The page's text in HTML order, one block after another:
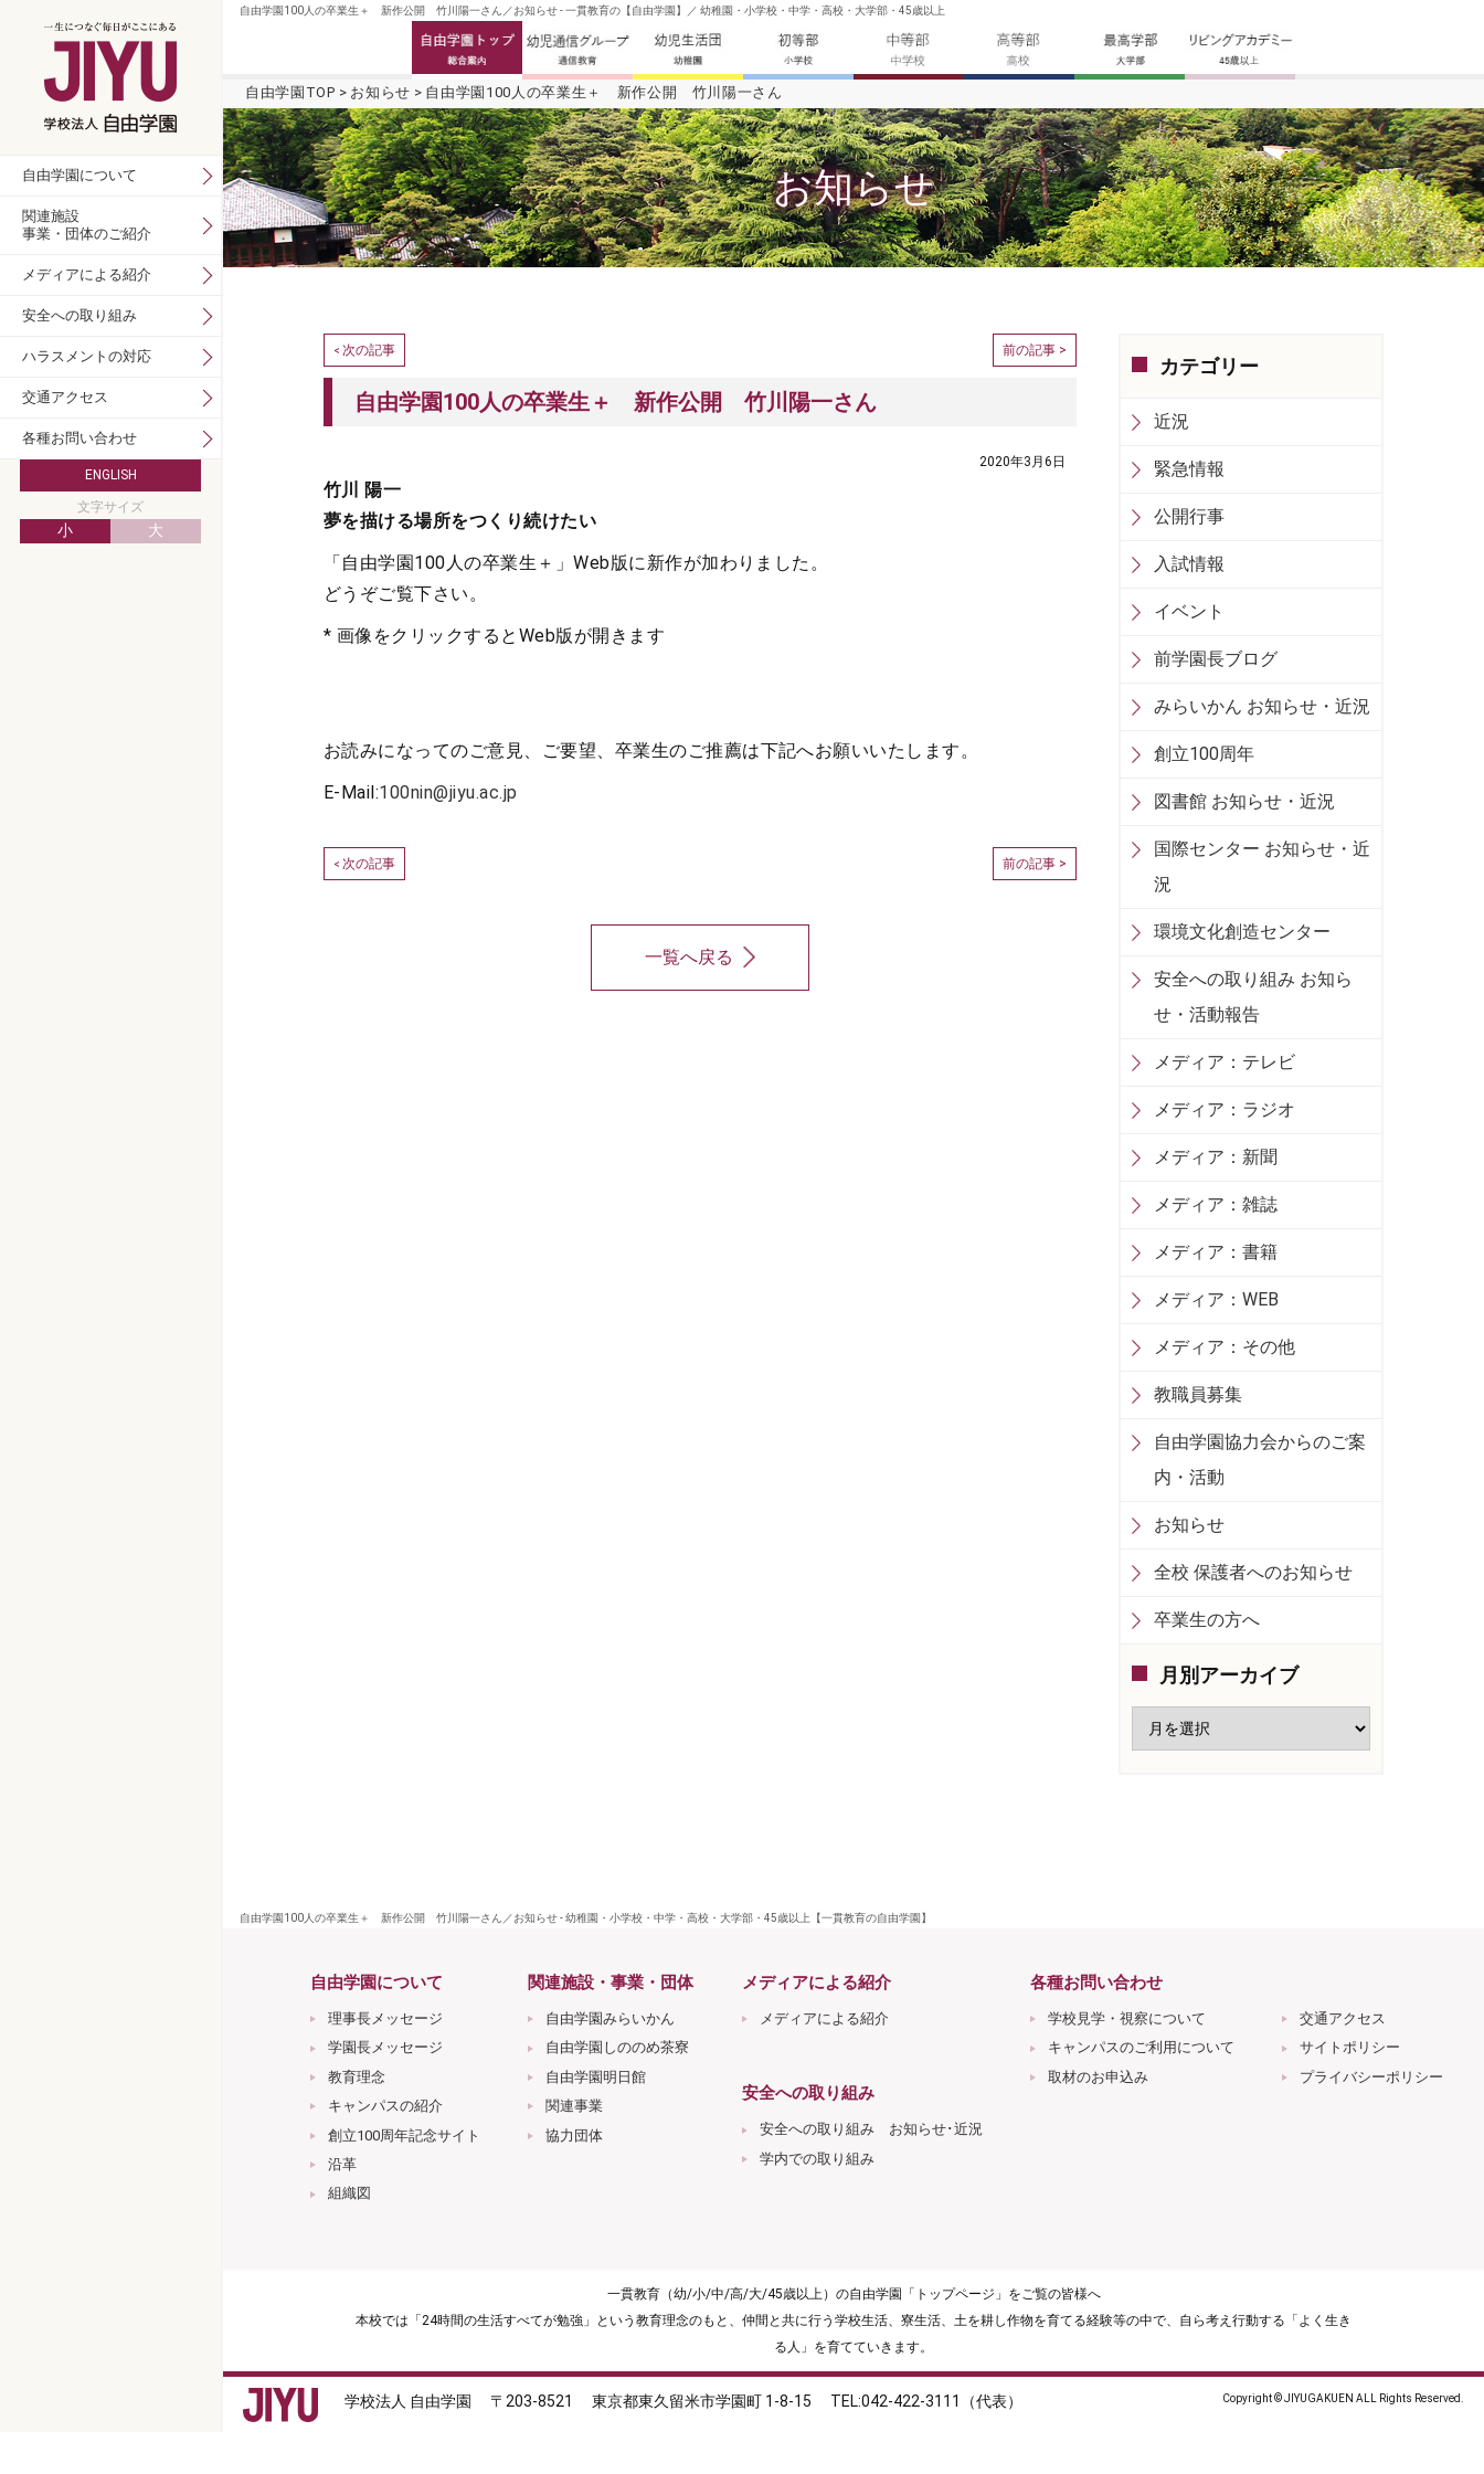
自由学園100人の卒業生＋ 新作公開 竹川陽一さん／お知らせ - 一貫教育の【自由学園】／ 幼稚園・小学校・中学・高校・大学部・45歳以上
自由学園TOP お知らせ 自由学園100人の卒業生＋ 新作公開 竹川陽一さん
お知らせ
< 次の記事 前の記事 >
自由学園100人の卒業生＋ 新作公開 竹川陽一さん
2020年3月6日
竹川 陽一
夢を描ける場所をつくり続けたい
「自由学園100人の卒業生＋」Web版に新作が加わりました。
どうぞご覧下さい。
* 画像をクリックするとWeb版が開きます
お読みになってのご意見、ご要望、卒業生のご推薦は下記へお願いいたします。
E-Mail:100nin@jiyu.ac.jp
< 次の記事 前の記事 >
一覧へ戻る
カテゴリー
近況
緊急情報
公開行事
入試情報
イベント
前学園長ブログ
みらいかん お知らせ・近況
創立100周年
図書館 お知らせ・近況
国際センター お知らせ・近
況
環境文化創造センター
安全への取り組み お知ら
せ・活動報告
メディア：テレビ
メディア：ラジオ
メディア：新聞
メディア：雑誌
メディア：書籍
メディア：WEB
メディア：その他
教職員募集
自由学園協力会からのご案
内・活動
お知らせ
全校 保護者へのお知らせ
卒業生の方へ
月別アーカイブ
自由学園100人の卒業生＋ 新作公開 竹川陽一さん／お知らせ - 幼稚園・小学校・中学・高校・大学部・45歳以上【一貫教育の自由学園】
自由学園について
理事長メッセージ
学園長メッセージ
教育理念
キャンパスの紹介
創立100周年記念サイト
沿革
組織図
関連施設・事業・団体
自由学園みらいかん
自由学園しののめ茶寮
自由学園明日館
関連事業
協力団体
メディアによる紹介
メディアによる紹介
安全への取り組み
安全への取り組み お知らせ･近況
学内での取り組み
各種お問い合わせ
学校見学・視察について
キャンパスのご利用について
取材のお申込み
交通アクセス
サイトポリシー
プライバシーポリシー
一貫教育（幼/小/中/高/大/45歳以上）の自由学園「トップページ」をご覧の皆様へ
本校では「24時間の生活すべてが勉強」という教育理念のもと、仲間と共に行う学校生活、寮生活、土を耕し作物を育てる経験等の中で、自ら考え行動する「よく生き
る人」を育てていきます。
学校法人 自由学園 〒203-8521 東京都東久留米市学園町 1-8-15 TEL:042-422-3111（代表） Copyright © JIYUGAKUEN ALL Rights Reserved.
自由学園について
関連施設
事業・団体のご紹介
メディアによる紹介
安全への取り組み
ハラスメントの対応
交通アクセス
各種お問い合わせ
ENGLISH
文字サイズ
小 大